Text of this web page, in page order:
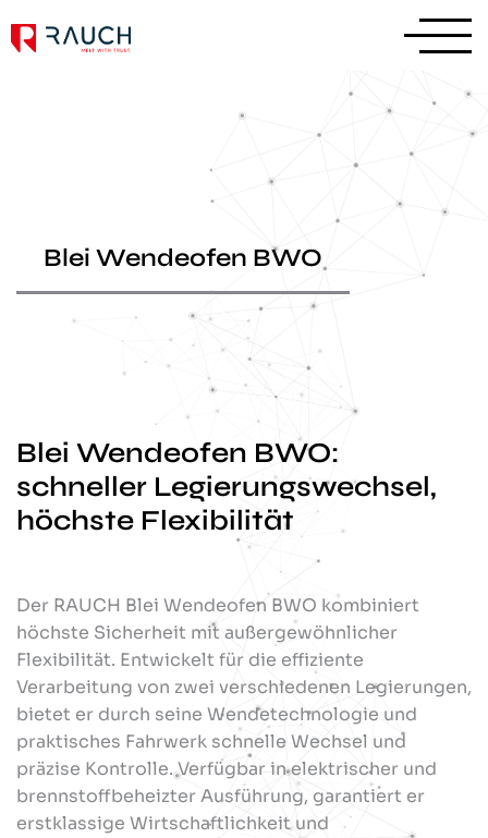
Blei Wendeofen BWO
Blei Wendeofen BWO:
schneller Legierungswechsel,
höchste Flexibilität
Der RAUCH Blei Wendeofen BWO kombiniert
höchste Sicherheit mit außergewöhnlicher
Flexibilität. Entwickelt für die effiziente
Verarbeitung von zwei verschiedenen Legierungen,
bietet er durch seine Wendetechnologie und
praktisches Fahrwerk schnelle Wechsel und
präzise Kontrolle. Verfügbar in elektrischer und
brennstoffbeheizter Ausführung, garantiert er
erstklassige Wirtschaftlichkeit und